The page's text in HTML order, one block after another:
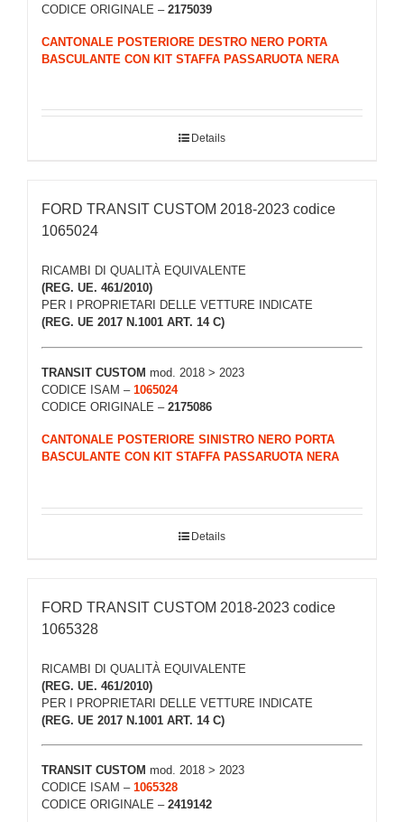
CODICE ORIGINALE – 2175039
CANTONALE POSTERIORE DESTRO NERO PORTA
BASCULANTE CON KIT STAFFA PASSARUOTA NERA
Details
FORD TRANSIT CUSTOM 2018-2023 codice
1065024
RICAMBI DI QUALITÀ EQUIVALENTE
(REG. UE. 461/2010)
PER I PROPRIETARI DELLE VETTURE INDICATE
(REG. UE 2017 N.1001 ART. 14 C)
TRANSIT CUSTOM mod. 2018 > 2023
CODICE ISAM – 1065024
CODICE ORIGINALE – 2175086
CANTONALE POSTERIORE SINISTRO NERO PORTA
BASCULANTE CON KIT STAFFA PASSARUOTA NERA
Details
FORD TRANSIT CUSTOM 2018-2023 codice
1065328
RICAMBI DI QUALITÀ EQUIVALENTE
(REG. UE. 461/2010)
PER I PROPRIETARI DELLE VETTURE INDICATE
(REG. UE 2017 N.1001 ART. 14 C)
TRANSIT CUSTOM mod. 2018 > 2023
CODICE ISAM – 1065328
CODICE ORIGINALE – 2419142